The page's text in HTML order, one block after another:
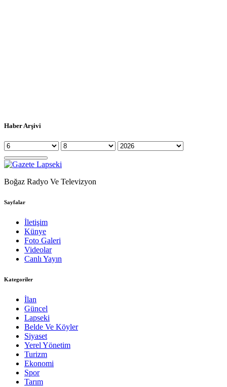
Haber Arşivi
Boğaz Radyo Ve Televizyon
Sayfalar
İletişim
Künye
Foto Galeri
Videolar
Canlı Yayın
Kategoriler
İlan
Güncel
Lapseki
Belde Ve Köyler
Siyaset
Yerel Yönetim
Turizm
Ekonomi
Spor
Tarım